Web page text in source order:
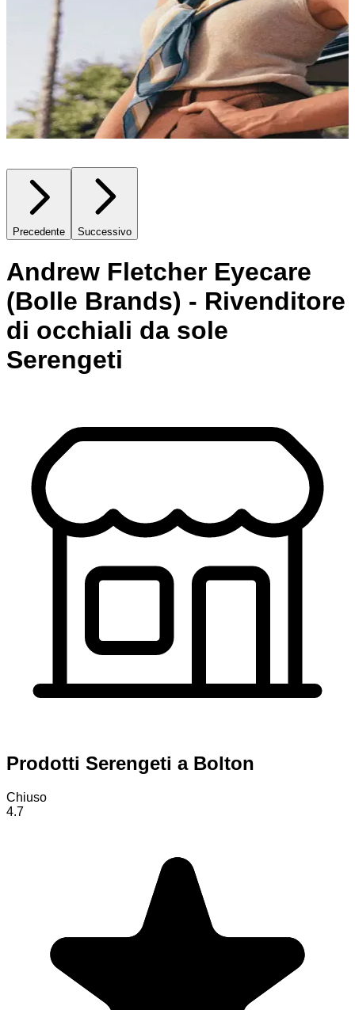
Precedente Successivo
Andrew Fletcher Eyecare
(Bolle Brands) - Rivenditore
di occhiali da sole
Serengeti
Prodotti Serengeti a Bolton
Chiuso
4.7